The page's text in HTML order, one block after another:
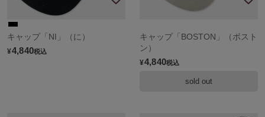
キャップ「NI」（に）
¥4,840税込
キャップ「BOSTON」（ボスト
ン）
¥4,840税込
sold out